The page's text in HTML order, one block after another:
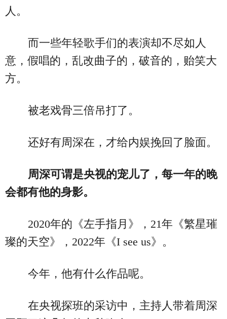
人。
而一些年轻歌手们的表演却不尽如人
意，假唱的，乱改曲子的，破音的，贻笑大
方。
被老戏骨三倍吊打了。
还好有周深在，才给内娱挽回了脸面。
周深可谓是央视的宠儿了，每一年的晚
会都有他的身影。
2020年的《左手指月》，21年《繁星璀
璨的天空》，2022年《I see us》。
今年，他有什么作品呢。
在央视探班的采访中，主持人带着周深